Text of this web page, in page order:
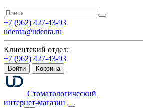
+7 (962) 427-43-93
udenta@udenta.ru
Клиентский отдел:
+7 (962) 427-43-93
Войти Корзина
Стоматологический
интернет-магазин